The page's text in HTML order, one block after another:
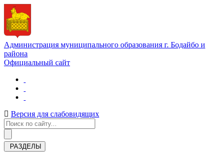
Администрация муниципального образования г. Бодайбо и
района
Официальный сайт
Версия для слабовидящих
РАЗДЕЛЫ